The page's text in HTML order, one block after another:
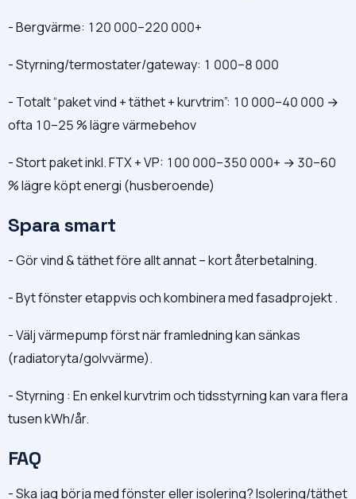
- Bergvärme: 120 000–220 000+
- Styrning/termostater/gateway: 1 000–8 000
- Totalt “paket vind + täthet + kurvtrim”: 10 000–40 000 →
ofta 10–25 % lägre värmebehov
- Stort paket inkl. FTX + VP: 100 000–350 000+ → 30–60
% lägre köpt energi (husberoende)
Spara smart
- Gör vind & täthet före allt annat – kort återbetalning.
- Byt fönster etappvis och kombinera med fasadprojekt .
- Välj värmepump först när framledning kan sänkas
(radiatoryta/golvvärme).
- Styrning : En enkel kurvtrim och tidsstyrning kan vara flera
tusen kWh/år.
FAQ
- Ska jag börja med fönster eller isolering? Isolering/täthet